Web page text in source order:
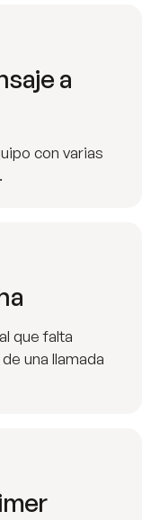
a
con varias
que falta
una llamada